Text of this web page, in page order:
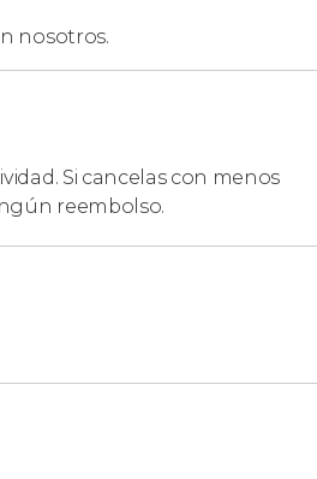
nosotros.
Si cancelas con menos
reembolso.